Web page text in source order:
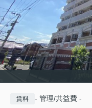
賃料 - 管理/共益費 -